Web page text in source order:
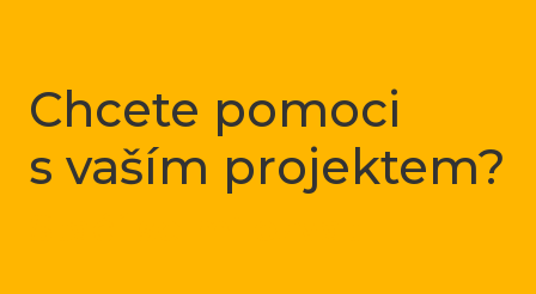
Chcete pomoci
s vaším projektem?